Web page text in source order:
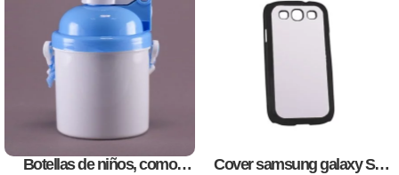
Botellas de niños, como
Cover samsung galaxy S3,